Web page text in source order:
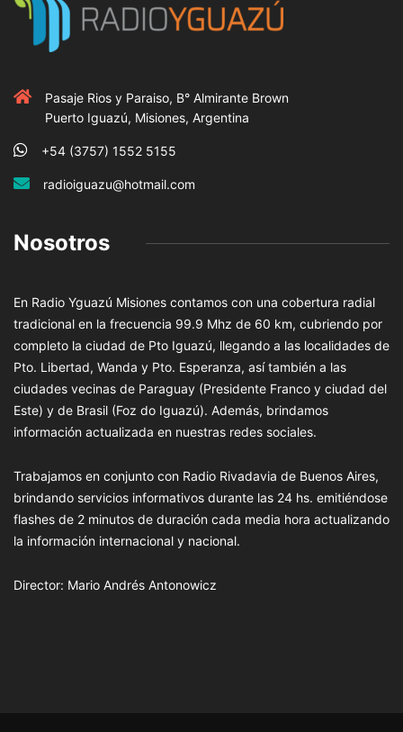
Pasaje Rios y Paraiso, B° Almirante Brown
Puerto Iguazú, Misiones, Argentina
+54 (3757) 1552 5155
radioiguazu@hotmail.com
Nosotros
En Radio Yguazú Misiones contamos con una cobertura radial
tradicional en la frecuencia 99.9 Mhz de 60 km, cubriendo por
completo la ciudad de Pto Iguazú, llegando a las localidades de
Pto. Libertad, Wanda y Pto. Esperanza, así también a las
ciudades vecinas de Paraguay (Presidente Franco y ciudad del
Este) y de Brasil (Foz do Iguazú). Además, brindamos
información actualizada en nuestras redes sociales.
Trabajamos en conjunto con Radio Rivadavia de Buenos Aires,
brindando servicios informativos durante las 24 hs. emitiéndose
flashes de 2 minutos de duración cada media hora actualizando
la información internacional y nacional.
Director: Mario Andrés Antonowicz